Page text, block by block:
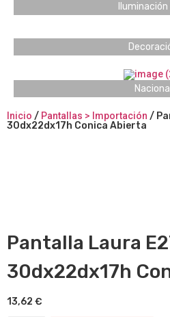
Nacional
Inicio / Pantallas > Importación /
30dx22dx17h Conica Abierta
Pantalla Laura
30dx22dx17h
13,62 €